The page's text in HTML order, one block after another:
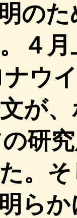
の
４
ウ
が
研
。
ら